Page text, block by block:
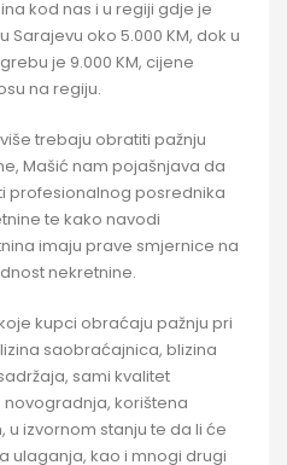
kod nas i u regiji gdje je
oko 5.000 KM, dok u
je 9.000 KM, cijene
na regiju.
trebaju obratiti pažnju
Mašić nam pojašnjava da
profesionalnog posrednika
te kako navodi
imaju prave smjernice na
nekretnine.
kupci obraćaju pažnju pri
saobraćajnica, blizina
sami kvalitet
novogradnja, korištena
izvornom stanju te da li će
ulaganja, kao i mnogi drugi